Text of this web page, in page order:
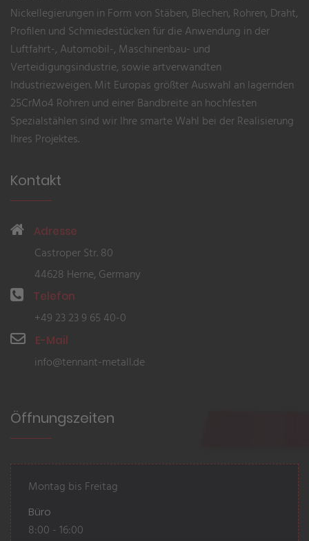
Nickellegierungen in Form von Stäben, Blechen, Rohren, Draht,
Profilen und Schmiedestücken für die Anwendung in der
Luftfahrt-, Automobil-, Maschinenbau- und
Verteidigungsindustrie, sowie artverwandten
Industriezweigen. Mit Europas größter Auswahl an lagernden
25CrMo4 Rohren und einer Bandbreite an hochfesten
Spezialstählen sind wir Ihre smarte Wahl bei der Realisierung
Ihres Projektes.
Kontakt
Adresse
Castroper Str. 80
44628 Herne, Germany
Telefon
+49 23 23 9 65 40-0
E-Mail
info@tennant-metall.de
Öffnungszeiten
Montag bis Freitag
Büro
8:00 - 16:00